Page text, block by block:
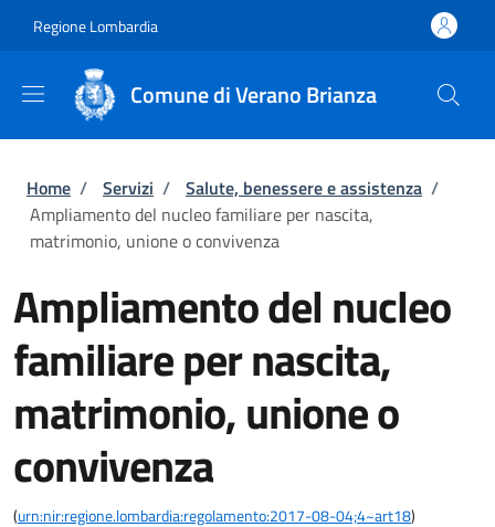
Regione Lombardia
Comune di Verano Brianza
Briciole di pane
Home / Servizi / Salute, benessere e assistenza /
Ampliamento del nucleo familiare per nascita,
matrimonio, unione o convivenza
Ampliamento del nucleo
familiare per nascita,
matrimonio, unione o
convivenza
(urn:nir:regione.lombardia:regolamento:2017-08-04;4~art18)